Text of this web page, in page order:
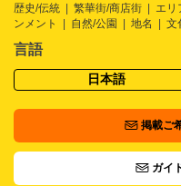
歴史/伝統 繁華街/商店街 エリ
ンメント
自然/公園 地名 文
言語
日本語
掲載ご
ガイ